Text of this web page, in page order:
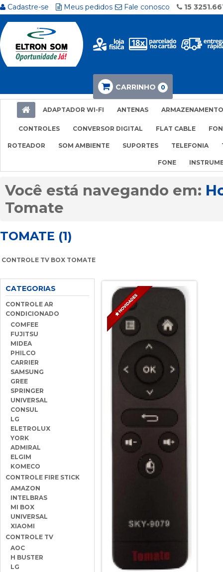
Cadastre-se Meus pedidos Fale conosco 15
CARRINHO 0
ADAPTADOR WI-FI ANTENAS ARMAZENAMENTO
CONTROLES CONVERSOR DIGITAL FLAT CABLE
ROTEADOR SOM AMBIENTE SUPORTES TELEFONIA
FONE
Tomate
TOMATE (1)
CONTROLE TV BOX TOMATE
CATEGORIAS
CONTROLE AR
CONDICIONADO
COMFEE
FUJITSU
MIDEA
PHILCO
CARRIER
SAMSUNG
GREE
SPRINGER
UNIVERSAL
CONSUL
LG
ELETROLUX
YORK
ADMIRAL
ELGIM
KOMECO
CONTROLE FIRE STICK
AMAZON
INTELBRAS
MI BOX
UNIVERSAL
XIAOMI
CONTROLE TV
AOC
H BUSTER
LG